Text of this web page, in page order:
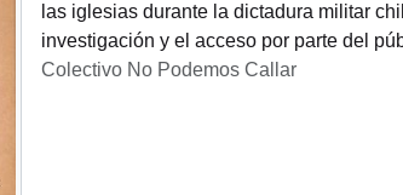
las iglesias durante la dictadura militar
investigación y el acceso por parte del
Colectivo No Podemos Callar